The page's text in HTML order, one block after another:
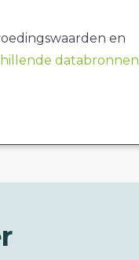
en
databronnen